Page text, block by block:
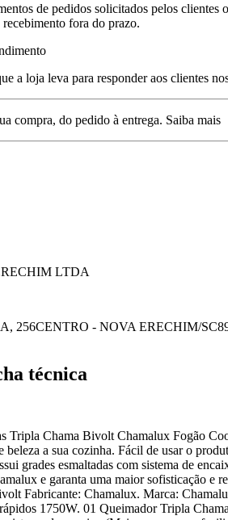
de pedidos solicitados pelos
fora do prazo.
a loja leva para responder aos clientes
compra, do pedido à entrega. Saiba mais
LTDA
256CENTRO - NOVA ERECHIM/SC
técnica
Tripla Chama Bivolt Chamalux Fogão
beleza a sua cozinha. Fácil de usar o
grades esmaltadas com sistema de
e garanta uma maior sofisticação e
Fabricante: Chamalux. Marca:
1750W. 01 Queimador Tripla